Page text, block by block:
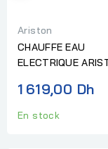
Ariston
CHAUFFE EAU
ELECTRIQUE
1 619,00 Dh
En stock